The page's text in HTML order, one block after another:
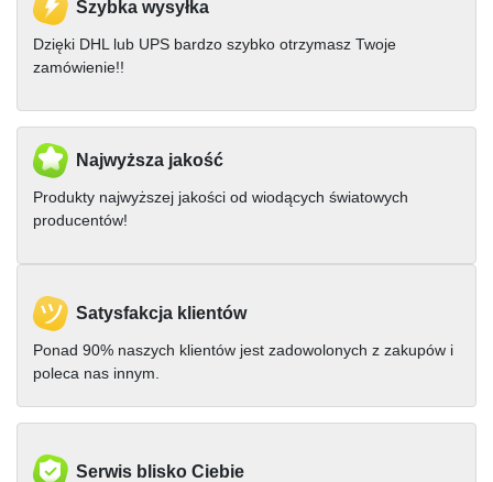
Szybka wysyłka
Dzięki DHL lub UPS bardzo szybko otrzymasz Twoje
zamówienie!!
Najwyższa jakość
Produkty najwyższej jakości od wiodących światowych
producentów!
Satysfakcja klientów
Ponad 90% naszych klientów jest zadowolonych z zakupów i
poleca nas innym.
Serwis blisko Ciebie